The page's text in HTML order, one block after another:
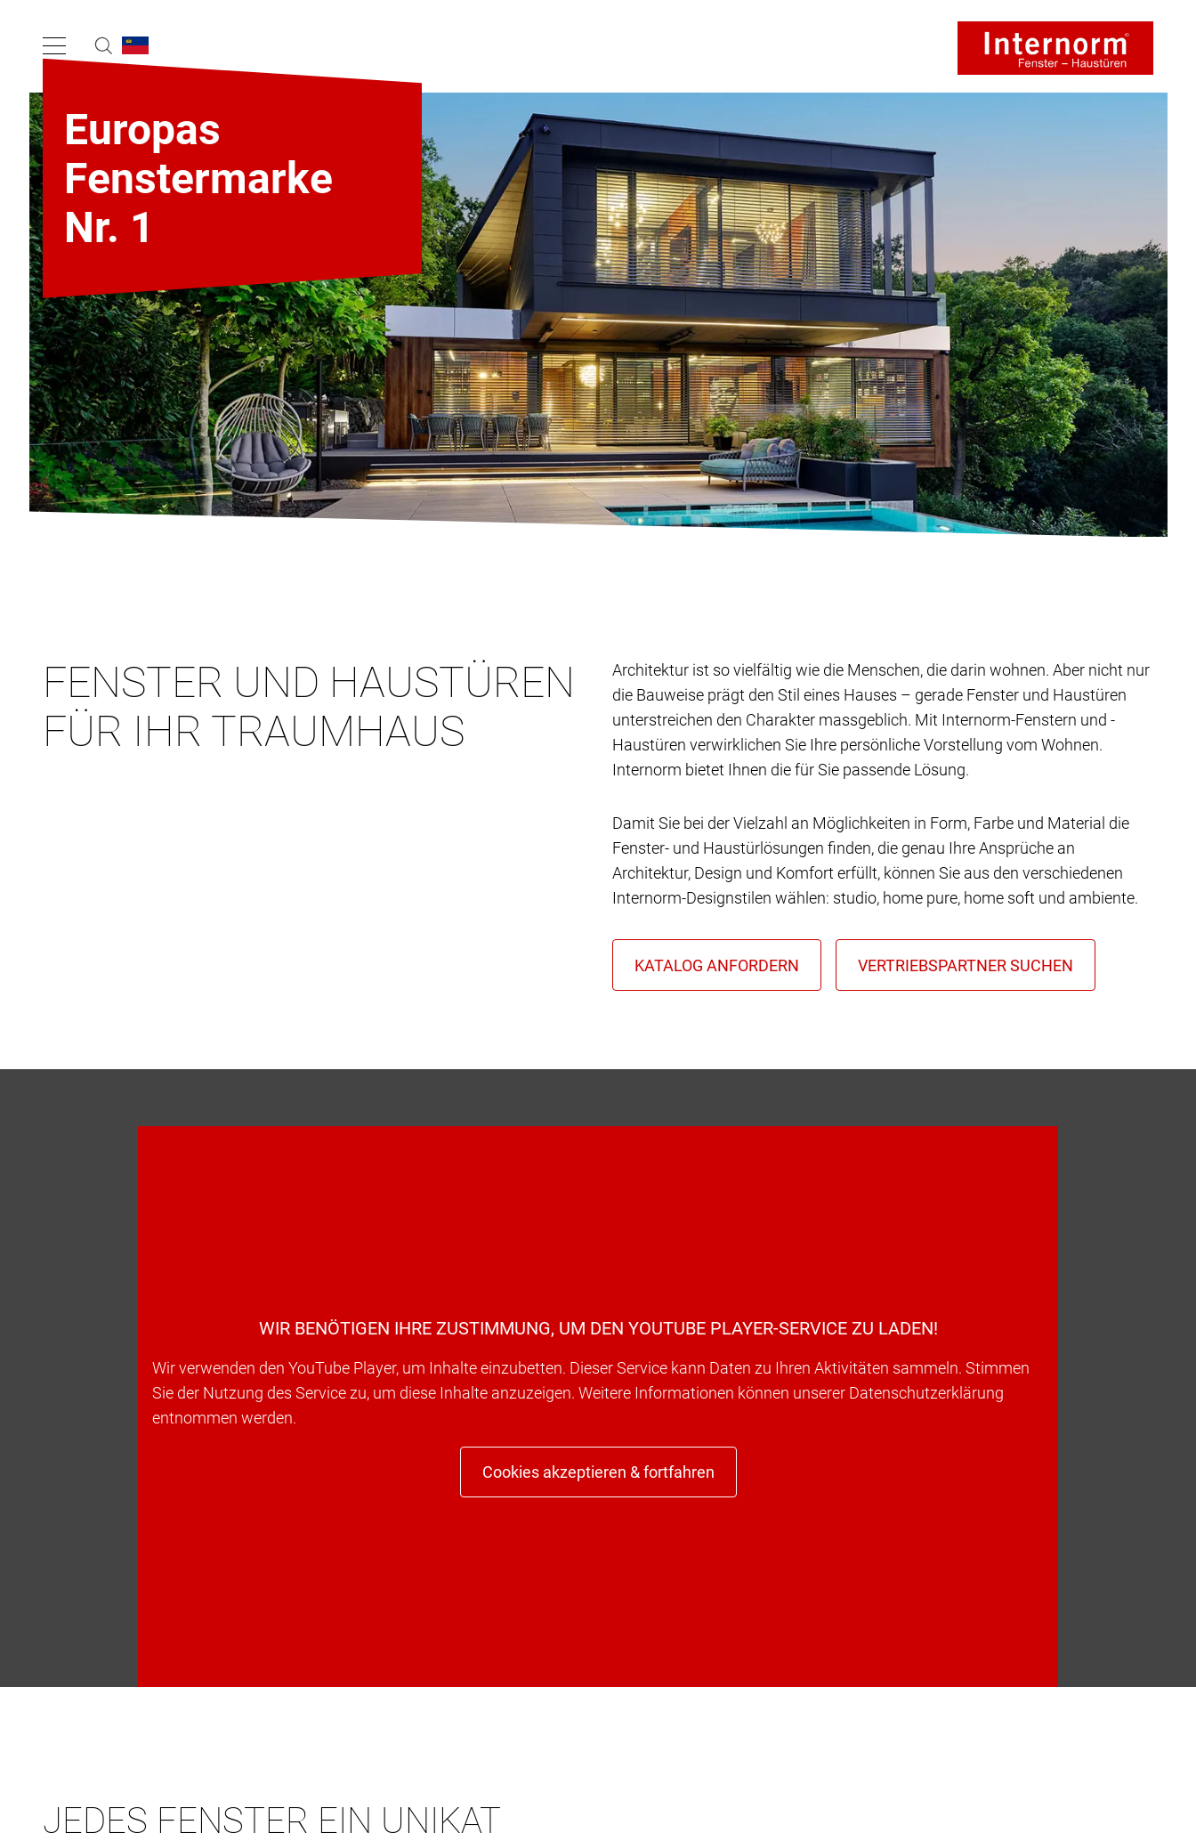
Europas
Fenstermarke
Nr. 1
FENSTER UND HAUSTÜREN
FÜR IHR TRAUMHAUS
Architektur ist so vielfältig wie die Menschen, die darin wohnen. Aber nicht nur
die Bauweise prägt den Stil eines Hauses – gerade Fenster und Haustüren
unterstreichen den Charakter massgeblich. Mit Internorm-Fenstern und -
Haustüren verwirklichen Sie Ihre persönliche Vorstellung vom Wohnen.
Internorm bietet Ihnen die für Sie passende Lösung.
Damit Sie bei der Vielzahl an Möglichkeiten in Form, Farbe und Material die
Fenster- und Haustürlösungen finden, die genau Ihre Ansprüche an
Architektur, Design und Komfort erfüllt, können Sie aus den verschiedenen
Internorm-Designstilen wählen: studio, home pure, home soft und ambiente.
WIR BENÖTIGEN IHRE ZUSTIMMUNG, UM DEN YOUTUBE PLAYER-SERVICE ZU LADEN!
Wir verwenden den YouTube Player, um Inhalte einzubetten. Dieser Service kann Daten zu Ihren Aktivitäten sammeln. Stimmen
Sie der Nutzung des Service zu, um diese Inhalte anzuzeigen. Weitere Informationen können unserer Datenschutzerklärung
entnommen werden.
Cookies akzeptieren & fortfahren
JEDES FENSTER EIN UNIKAT